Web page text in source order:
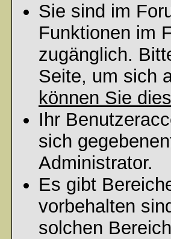
Sie sind im
Funktionen im
zugänglich.
Seite, um sich
können Sie
Ihr
sich
Administrator.
Es gibt
vorbehalten
solchen